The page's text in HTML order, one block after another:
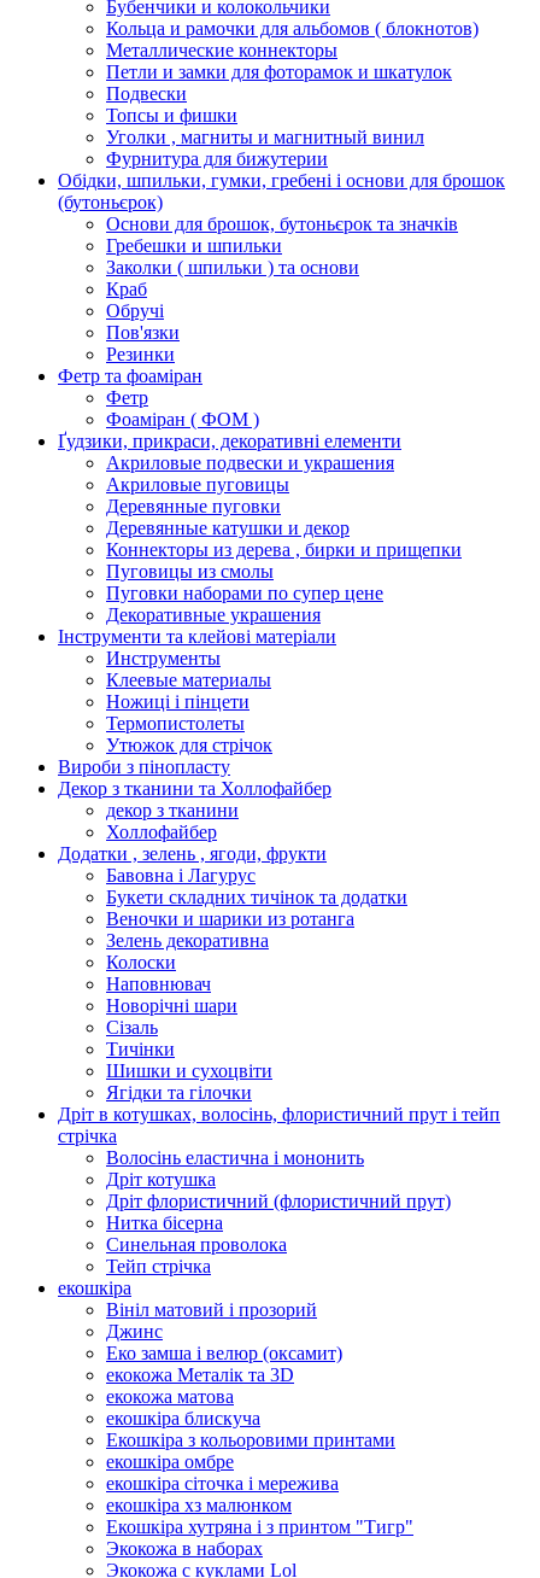
Бубенчики и колокольчики
Кольца и рамочки для альбомов ( блокнотов)
Металлические коннекторы
Петли и замки для фоторамок и шкатулок
Подвески
Топсы и фишки
Уголки , магниты и магнитный винил
Фурнитура для бижутерии
Обідки, шпильки, гумки, гребені і основи для брошок
(бутоньєрок)
Основи для брошок, бутоньєрок та значків
Гребешки и шпильки
Заколки ( шпильки ) та основи
Краб
Обручі
Пов'язки
Резинки
Фетр та фоаміран
Фетр
Фоаміран ( ФОМ )
Ґудзики, прикраси, декоративні елементи
Акриловые подвески и украшения
Акриловые пуговицы
Деревянные пуговки
Деревянные катушки и декор
Коннекторы из дерева , бирки и прищепки
Пуговицы из смолы
Пуговки наборами по супер цене
Декоративные украшения
Інструменти та клейові матеріали
Инструменты
Клеевые материалы
Ножиці і пінцети
Термопистолеты
Утюжок для стрічок
Вироби з пінопласту
Декор з тканини та Холлофайбер
декор з тканини
Холлофайбер
Додатки , зелень , ягоди, фрукти
Бавовна і Лагурус
Букети складних тичінок та додатки
Веночки и шарики из ротанга
Зелень декоративна
Колоски
Наповнювач
Новорічні шари
Сізаль
Тичінки
Шишки и сухоцвіти
Ягідки та гілочки
Дріт в котушках, волосінь, флористичний прут і тейп
стрічка
Волосінь еластична і мононить
Дріт котушка
Дріт флористичний (флористичний прут)
Нитка бісерна
Синельная проволока
Тейп стрічка
екошкіра
Вініл матовий і прозорий
Джинс
Еко замша і велюр (оксамит)
екокожа Металік та 3D
екокожа матова
екошкіра блискуча
Екошкіра з кольоровими принтами
екошкіра омбре
екошкіра сіточка і мережива
екошкіра хз малюнком
Екошкіра хутряна і з принтом "Тигр"
Экокожа в наборах
Экокожа с куклами Lol